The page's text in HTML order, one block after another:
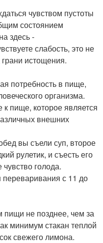
чувством пустоты
состоянием
здесь -
слабость, это не
истощения.
потребность в пище,
организма.
пище, которое является
внешних
вы съели суп, второе
рулетик, и съесть его
чувство голода.
с 11 до
не позднее, чем за
минимум стакан теплой
свежего лимона.